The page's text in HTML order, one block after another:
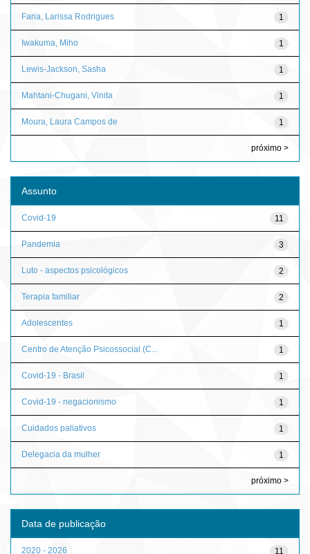
1
Faria, Larissa Rodrigues
1
Iwakuma, Miho
1
Lewis-Jackson, Sasha
1
Mahtani-Chugani, Vinita
1
Moura, Laura Campos de
próximo >
Assunto
11
Covid-19
3
Pandemia
2
Luto - aspectos psicológicos
2
Terapia familiar
1
Adolescentes
1
Centro de Atenção Psicossocial (C...
1
Covid-19 - Brasil
1
Covid-19 - negacionismo
1
Cuidados paliativos
1
Delegacia da mulher
próximo >
Data de publicação
11
2020 - 2026